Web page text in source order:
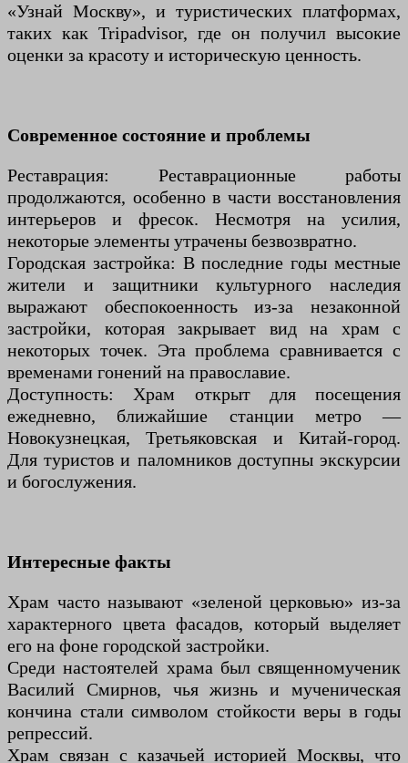
«Узнай Москву», и туристических платформах,
таких как Tripadvisor, где он получил высокие
оценки за красоту и историческую ценность.
Современное состояние и проблемы
Реставрация: Реставрационные работы
продолжаются, особенно в части восстановления
интерьеров и фресок. Несмотря на усилия,
некоторые элементы утрачены безвозвратно.
Городская застройка: В последние годы местные
жители и защитники культурного наследия
выражают обеспокоенность из-за незаконной
застройки, которая закрывает вид на храм с
некоторых точек. Эта проблема сравнивается с
временами гонений на православие.
Доступность: Храм открыт для посещения
ежедневно, ближайшие станции метро —
Новокузнецкая, Третьяковская и Китай-город.
Для туристов и паломников доступны экскурсии
и богослужения.
Интересные факты
Храм часто называют «зеленой церковью» из-за
характерного цвета фасадов, который выделяет
его на фоне городской застройки.
Среди настоятелей храма был священномученик
Василий Смирнов, чья жизнь и мученическая
кончина стали символом стойкости веры в годы
репрессий.
Храм связан с казачьей историей Москвы, что